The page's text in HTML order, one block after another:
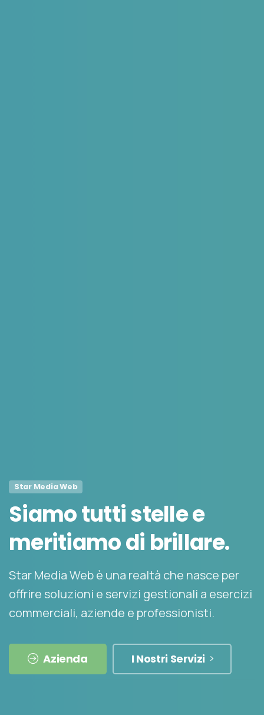
Star Media Web
Siamotuttistellee
meritiamodi brillare.
Star Media Web è una realtà che nasce per
offrire soluzioni e servizi gestionali a esercizi
commerciali, aziende e professionisti.
Azienda I Nostri Servizi